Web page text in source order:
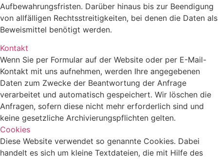
Aufbewahrungsfristen. Darüber hinaus bis zur Beendigung
von allfälligen Rechtsstreitigkeiten, bei denen die Daten als
Beweismittel benötigt werden.
Kontakt
Wenn Sie per Formular auf der Website oder per E-Mail-
Kontakt mit uns aufnehmen, werden Ihre angegebenen
Daten zum Zwecke der Beantwortung der Anfrage
verarbeitet und automatisch gespeichert. Wir löschen die
Anfragen, sofern diese nicht mehr erforderlich sind und
keine gesetzliche Archivierungspflichten gelten.
Cookies
Diese Website verwendet so genannte Cookies. Dabei
handelt es sich um kleine Textdateien, die mit Hilfe des